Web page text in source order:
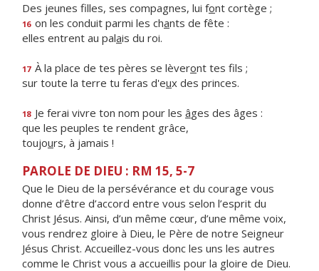
Des jeunes filles, ses compagnes, lui font cortège ;
16 on les conduit parmi les chants de fête :
elles entrent au palais du roi.
17 À la place de tes pères se lèveront tes fils ;
sur toute la terre tu feras d'eux des princes.
18 Je ferai vivre ton nom pour les âges des âges :
que les peuples te rendent grâce,
toujours, à jamais !
PAROLE DE DIEU : RM 15, 5-7
Que le Dieu de la persévérance et du courage vous
donne d’être d’accord entre vous selon l’esprit du
Christ Jésus. Ainsi, d’un même cœur, d’une même voix,
vous rendrez gloire à Dieu, le Père de notre Seigneur
Jésus Christ. Accueillez-vous donc les uns les autres
comme le Christ vous a accueillis pour la gloire de Dieu.